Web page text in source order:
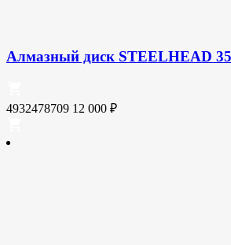
Алмазный диск STEELHEAD
4932478709 12 000 ₽